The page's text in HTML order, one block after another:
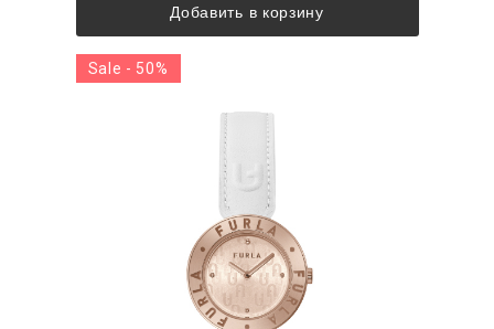
Добавить в корзину
Sale - 50%